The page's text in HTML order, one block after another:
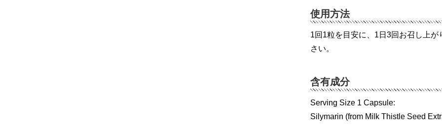
使用方法
1回1粒を目安に、1日3回お召し上
さい。
含有成分
Serving Size 1 Capsule:
Silymarin (from Milk Thistle Seed